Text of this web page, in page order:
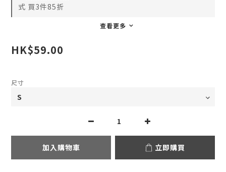
式 買3件85折
查看更多
HK$59.00
尺寸
加入購物車 立即購買